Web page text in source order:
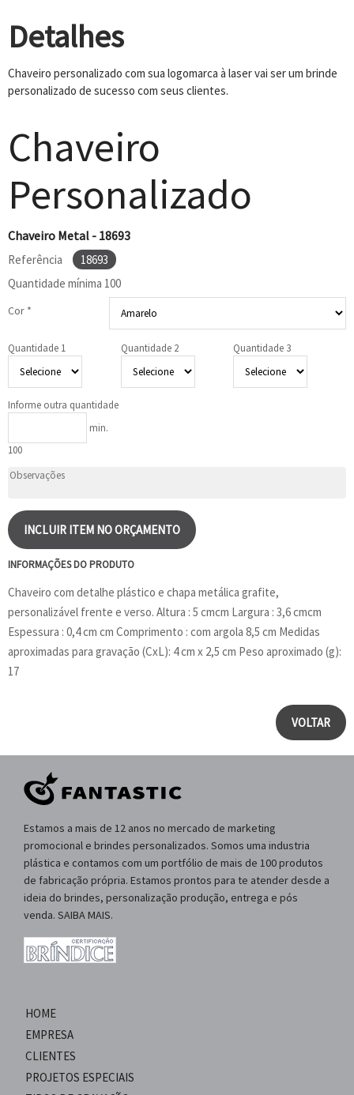
Detalhes
Chaveiro personalizado com sua logomarca à laser vai ser um brinde
personalizado de sucesso com seus clientes.
Chaveiro
Personalizado
Chaveiro Metal - 18693
Referência
18693
Quantidade mínima 100
Cor *
Quantidade 1 Quantidade 2 Quantidade 3
Informe outra quantidade
min.
100
INCLUIR ITEM NO ORÇAMENTO
INFORMAÇÕES DO PRODUTO
Chaveiro com detalhe plástico e chapa metálica grafite,
personalizável frente e verso. Altura : 5 cmcm Largura : 3,6 cmcm
Espessura : 0,4 cm cm Comprimento : com argola 8,5 cm Medidas
aproximadas para gravação (CxL): 4 cm x 2,5 cm Peso aproximado (g):
17
VOLTAR
Estamos a mais de 12 anos no mercado de marketing
promocional e brindes personalizados. Somos uma industria
plástica e contamos com um portfólio de mais de 100 produtos
de fabricação própria. Estamos prontos para te atender desde a
ideia do brindes, personalização produção, entrega e pós
venda. SAIBA MAIS.
HOME
EMPRESA
CLIENTES
PROJETOS ESPECIAIS